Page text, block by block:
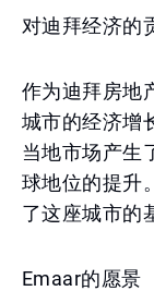
对迪拜经济的
作为迪拜房地
城市的经济增
当地市场产生
球地位的提升
了这座城市的
Emaar的愿景